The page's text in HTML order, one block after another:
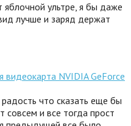
яблочной ультре, я бы даже
лучше и заряд держат
видеокарта NVIDIA GeForce
что сказать еще бы
совсем и все тогда прост